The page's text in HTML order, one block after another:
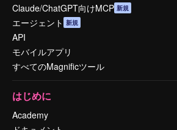
Claude/ChatGPT向けMCP 新規
エージェント 新規
API
モバイルアプリ
すべてのMagnificツール
はじめに
Academy